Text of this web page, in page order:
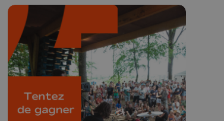
🎁 Gagnez 5x2
places pour le
Bucolique Ferrières
Festival 🌿🎶